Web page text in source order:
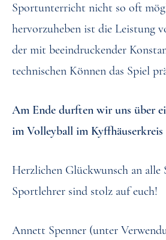
Sportunterricht nicht so oft
hervorzuheben ist die Leistung
der mit beeindruckender
technischen Können das Spiel
Am Ende durften wir uns über
im Volleyball im Kyffhäuserkreis
Herzlichen Glückwunsch an alle
Sportlehrer sind stolz auf euch!
Annett Spenner (unter